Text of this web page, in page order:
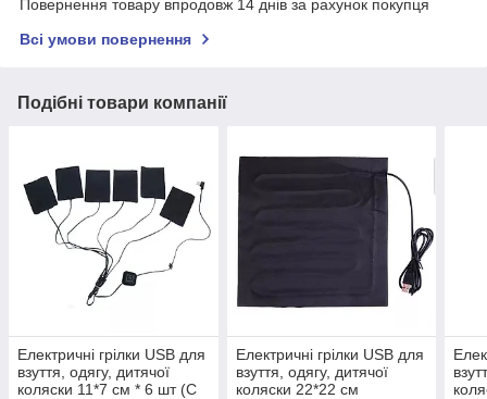
Повернення товару впродовж 14 днів за рахунок покупця
Всі умови повернення
Подібні товари компанії
Електричні грілки USB для
взуття, одягу, дитячої
коляски 11*7 см * 6 шт (С
Електричні грілки USB для
взуття, одягу, дитячої
коляски 22*22 см